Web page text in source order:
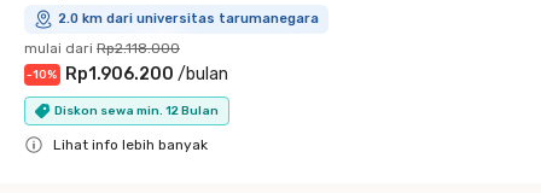
2.0 km dari universitas tarumanegara
mulai dari Rp2.118.000
-10% Rp1.906.200 /bulan
Diskon sewa min. 12 Bulan
Lihat info lebih banyak